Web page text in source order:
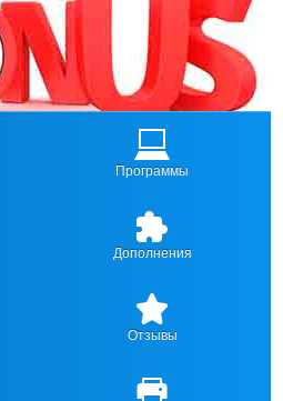
Программы
Дополнения
Отзывы